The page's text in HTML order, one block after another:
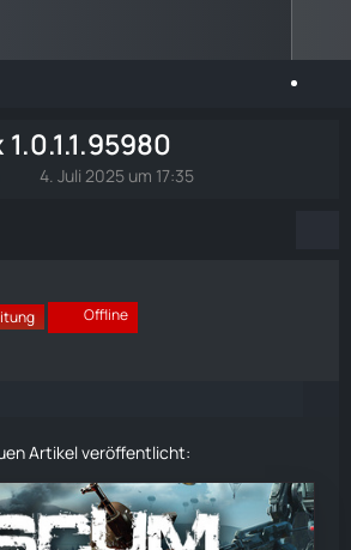
4. Juli 2025 um 17:35
Offline
Artikel veröffentlicht: